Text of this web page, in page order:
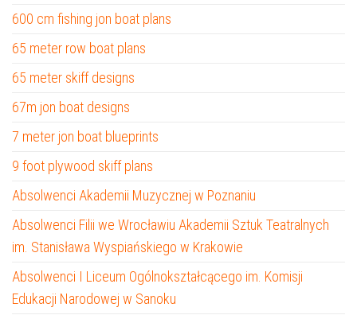
600 cm fishing jon boat plans
65 meter row boat plans
65 meter skiff designs
67m jon boat designs
7 meter jon boat blueprints
9 foot plywood skiff plans
Absolwenci Akademii Muzycznej w Poznaniu
Absolwenci Filii we Wrocławiu Akademii Sztuk Teatralnych
im. Stanisława Wyspiańskiego w Krakowie
Absolwenci I Liceum Ogólnokształcącego im. Komisji
Edukacji Narodowej w Sanoku